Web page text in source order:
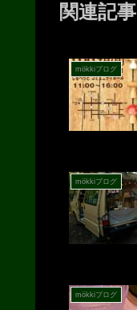
関連記事
mökkiブログ
mökkiブログ
mökkiブログ